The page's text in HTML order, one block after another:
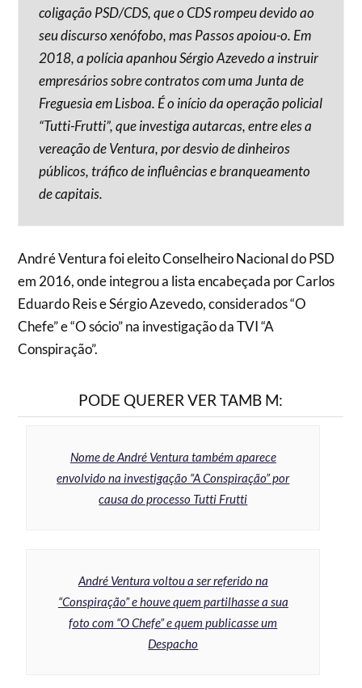
coligação PSD/CDS, que o CDS rompeu devido ao
seu discurso xenófobo, mas Passos apoiou-o. Em
2018, a polícia apanhou Sérgio Azevedo a instruir
empresários sobre contratos com uma Junta de
Freguesia em Lisboa. É o início da operação policial
“Tutti-Frutti”, que investiga autarcas, entre eles a
vereação de Ventura, por desvio de dinheiros
públicos, tráfico de influências e branqueamento
de capitais.
André Ventura foi eleito Conselheiro Nacional do PSD
em 2016, onde integrou a lista encabeçada por Carlos
Eduardo Reis e Sérgio Azevedo, considerados “O
Chefe” e “O sócio” na investigação da TVI “A
Conspiração”.
PODE QUERER VER TAMB M:
Nome de André Ventura também aparece
envolvido na investigação “A Conspiração” por
causa do processo Tutti Frutti
André Ventura voltou a ser referido na
“Conspiração” e houve quem partilhasse a sua
foto com “O Chefe” e quem publicasse um
Despacho